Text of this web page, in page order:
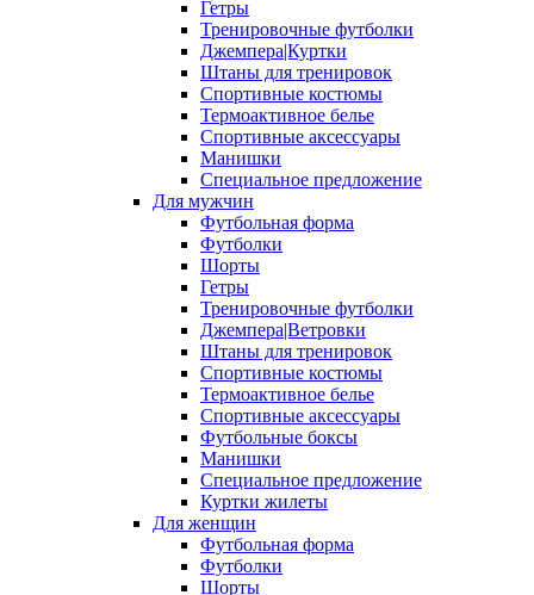
Гетры
Тренировочные футболки
Джемпера|Куртки
Штаны для тренировок
Спортивные костюмы
Термоактивное белье
Спортивные аксессуары
Манишки
Специальное предложение
Для мужчин
Футбольная форма
Футболки
Шорты
Гетры
Тренировочные футболки
Джемпера|Ветровки
Штаны для тренировок
Спортивные костюмы
Термоактивное белье
Спортивные аксессуары
Футбольные боксы
Манишки
Специальное предложение
Куртки жилеты
Для женщин
Футбольная форма
Футболки
Шорты